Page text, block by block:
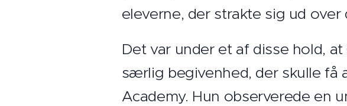
eleverne, der strakte sig ud
Det var under et af disse hold,
særlig begivenhed, der skulle få
Academy. Hun observerede en